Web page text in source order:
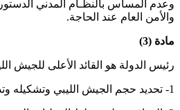
ﻭﻋﺪﻡ ﺍلمساس ﺑﺎﻟﻨﻈـﺎﻡ المدني
ﻭﺍﻷﻣﻦ ﺍﻟﻌﺎﻡ ﻋﻨﺪ الحاﺟﺔ.
مادة (3)
رئيس الدولة هو القائد الأعلى للجيش
1- تحديد ﺣﺠﻢ الجيش الليبي ﻭﺗﺸﻜﻴﻠﻪ ﻭﺗﺪﺭﻳﺒﻪ.